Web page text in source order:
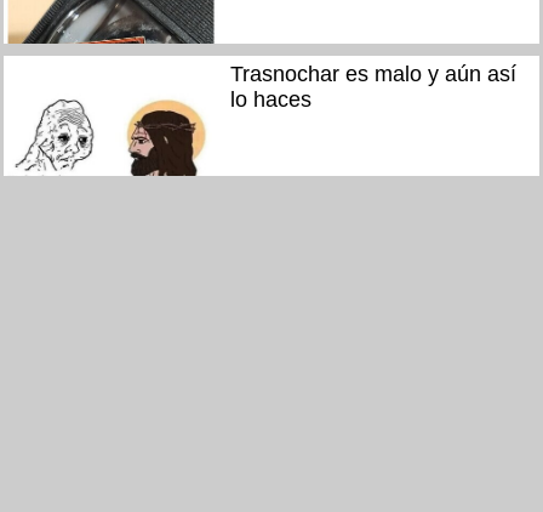
Trasnochar es malo y aún así
lo haces